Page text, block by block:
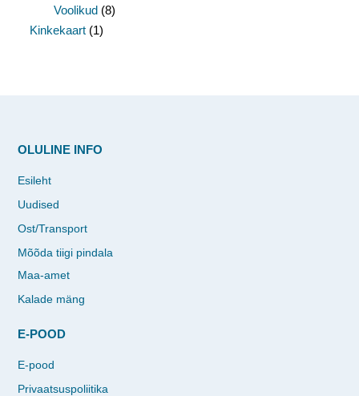
Voolikud (8)
Kinkekaart (1)
OLULINE INFO
Esileht
Uudised
Ost/Transport
Mõõda tiigi pindala
Maa-amet
Kalade mäng
E-POOD
E-pood
Privaatsuspoliitika